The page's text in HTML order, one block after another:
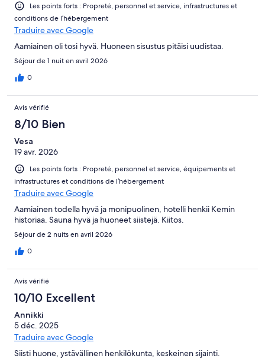
Les points forts : Propreté, personnel et service, infrastructures et
conditions de l’hébergement
Traduire avec Google
Aamiainen oli tosi hyvä. Huoneen sisustus pitäisi uudistaa.
Séjour de 1 nuit en avril 2026
0
Avis vérifié
8/10 Bien
Vesa
19 avr. 2026
Les points forts : Propreté, personnel et service, équipements et
infrastructures et conditions de l’hébergement
Traduire avec Google
Aamiainen todella hyvä ja monipuolinen, hotelli henkii Kemin
historiaa. Sauna hyvä ja huoneet siistejä. Kiitos.
Séjour de 2 nuits en avril 2026
0
Avis vérifié
10/10 Excellent
Annikki
5 déc. 2025
Traduire avec Google
Siisti huone, ystävällinen henkilökunta, keskeinen sijainti.